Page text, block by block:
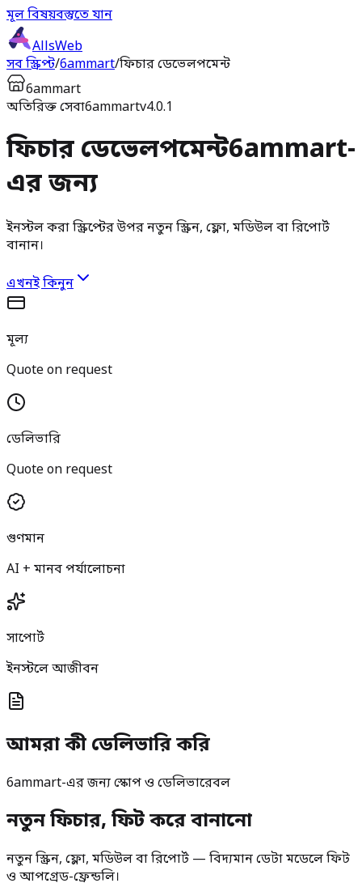
মূল বিষয়বস্তুতে যান
AllsWeb
সব স্ক্রিপ্ট/6ammart/ফিচার ডেভেলপমেন্ট
6ammart
অতিরিক্ত সেবা6ammartv4.0.1
ফিচার ডেভেলপমেন্ট6ammart-
এর জন্য
ইনস্টল করা স্ক্রিপ্টের উপর নতুন স্ক্রিন, ফ্লো, মডিউল বা রিপোর্ট
বানান।
এখনই কিনুন
মূল্য
Quote on request
ডেলিভারি
Quote on request
গুণমান
AI + মানব পর্যালোচনা
সাপোর্ট
ইনস্টলে আজীবন
আমরা কী ডেলিভারি করি
6ammart-এর জন্য স্কোপ ও ডেলিভারেবল
নতুন ফিচার, ফিট করে বানানো
নতুন স্ক্রিন, ফ্লো, মডিউল বা রিপোর্ট — বিদ্যমান ডেটা মডেলে ফিট
ও আপগ্রেড-ফ্রেন্ডলি।